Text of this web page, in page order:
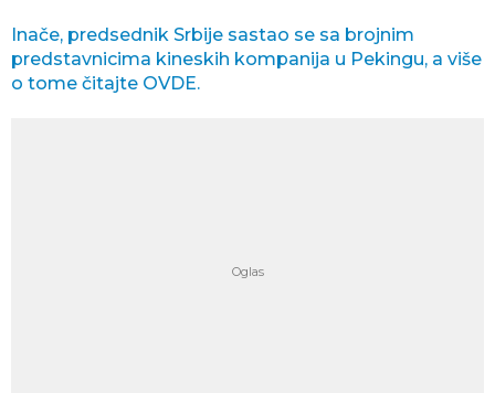
Inače, predsednik Srbije sastao se sa brojnim
predstavnicima kineskih kompanija u Pekingu, a više
o tome čitajte OVDE.